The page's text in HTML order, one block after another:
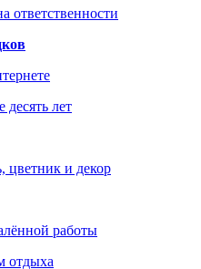
ответственности
лет
цветник и декор
работы
отдыха